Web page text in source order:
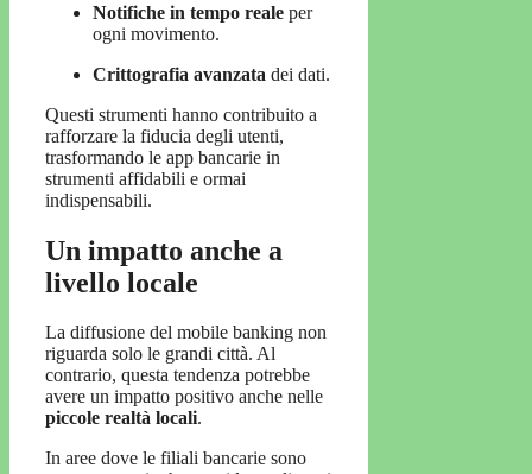
Notifiche in tempo reale per
ogni movimento.
Crittografia avanzata dei dati.
Questi strumenti hanno contribuito a
rafforzare la fiducia degli utenti,
trasformando le app bancarie in
strumenti affidabili e ormai
indispensabili.
Un impatto anche a
livello locale
La diffusione del mobile banking non
riguarda solo le grandi città. Al
contrario, questa tendenza potrebbe
avere un impatto positivo anche nelle
piccole realtà locali.
In aree dove le filiali bancarie sono